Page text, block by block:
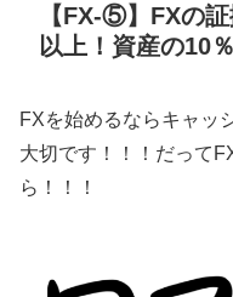
【FX-⑤】FXの
以上！資産の10
FXを始めるならキャッ
大切です！！！だって
ら！！！